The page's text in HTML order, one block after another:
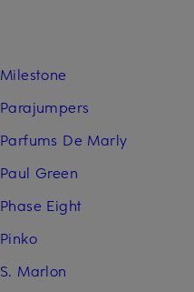
Milestone
Parajumpers
Parfums De Marly
Paul Green
Phase Eight
Pinko
S. Marlon